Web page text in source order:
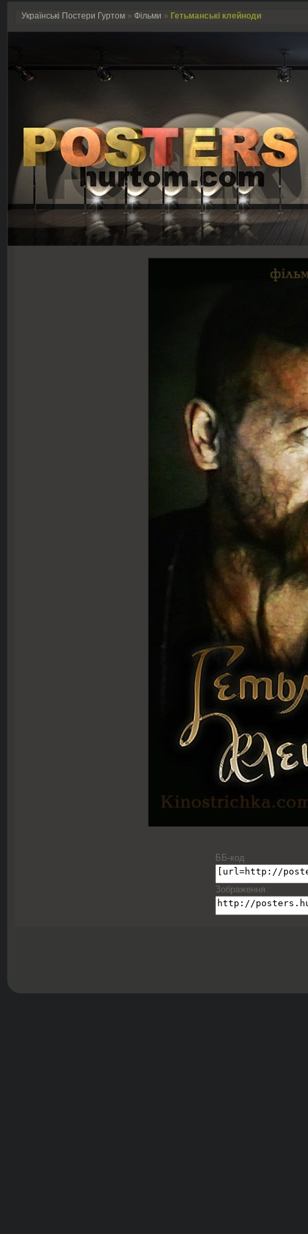
Українські Постери Гуртом » Фільми » Гетьманські клейноди
ББ-код
Зображення